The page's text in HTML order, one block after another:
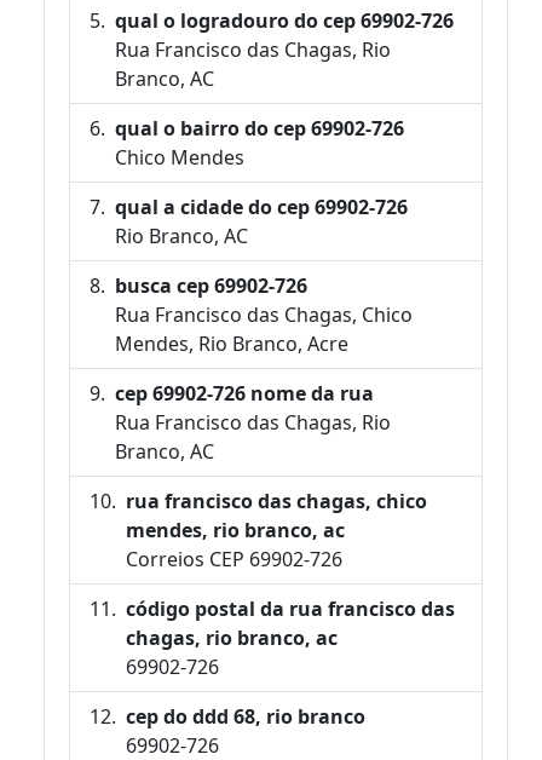
qual o logradouro do cep 69902-726
Rua Francisco das Chagas, Rio
Branco, AC
qual o bairro do cep 69902-726
Chico Mendes
qual a cidade do cep 69902-726
Rio Branco, AC
busca cep 69902-726
Rua Francisco das Chagas, Chico
Mendes, Rio Branco, Acre
cep 69902-726 nome da rua
Rua Francisco das Chagas, Rio
Branco, AC
rua francisco das chagas, chico
mendes, rio branco, ac
Correios CEP 69902-726
código postal da rua francisco das
chagas, rio branco, ac
69902-726
cep do ddd 68, rio branco
69902-726